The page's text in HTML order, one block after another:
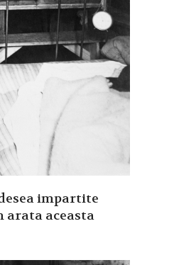
impartite
arata aceasta